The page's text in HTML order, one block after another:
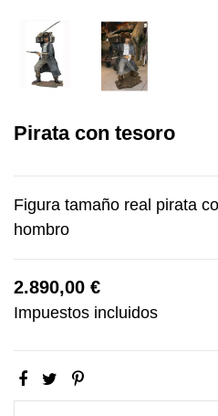
Pirata con tesoro
Figura tamaño real pirata
hombro
2.890,00 €
Impuestos incluidos